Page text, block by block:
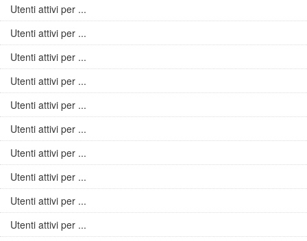
Utenti attivi per ...
Utenti attivi per ...
Utenti attivi per ...
Utenti attivi per ...
Utenti attivi per ...
Utenti attivi per ...
Utenti attivi per ...
Utenti attivi per ...
Utenti attivi per ...
Utenti attivi per ...